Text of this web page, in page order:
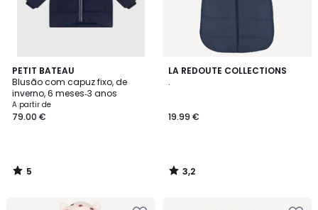
PETIT BATEAU
Blusão com capuz fixo, de
inverno, 6 meses‑3 anos
A partir de
79.00 €
5
/
5
5
/
LA REDOUTE COLLECTIONS
.
19.99 €
3,2
3,2
/